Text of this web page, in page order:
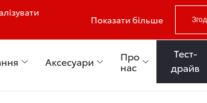
Показати більше
Аксесуари Про
нас
Тест-
драйв